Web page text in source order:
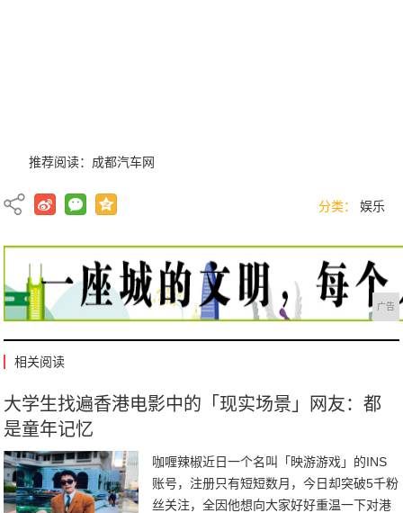
推荐阅读： 成都汽车网
分类： 娱乐
广告
相关阅读
大学生找遍香港电影中的「现实场景」网友：都
是童年记忆
咖喱辣椒近日一个名叫「映游游戏」的INS
账号，注册只有短短数月，今日却突破5千粉
丝关注，全因他想向大家好好重温一下对港